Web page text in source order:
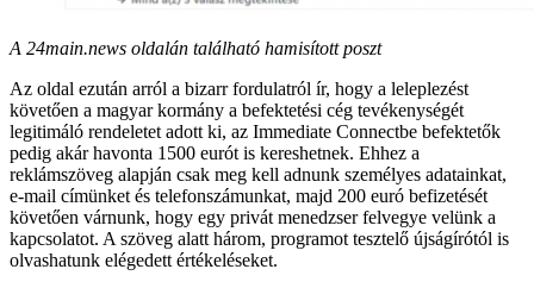
A 24main.news oldalán található hamisított poszt
Az oldal ezután arról a bizarr fordulatról ír, hogy a leleplezést
követően a magyar kormány a befektetési cég tevékenységét
legitimáló rendeletet adott ki, az Immediate Connectbe befektetők
pedig akár havonta 1500 eurót is kereshetnek. Ehhez a
reklámszöveg alapján csak meg kell adnunk személyes adatainkat,
e-mail címünket és telefonszámunkat, majd 200 euró befizetését
követően várnunk, hogy egy privát menedzser felvegye velünk a
kapcsolatot. A szöveg alatt három, programot tesztelő újságírótól is
olvashatunk elégedett értékeléseket.